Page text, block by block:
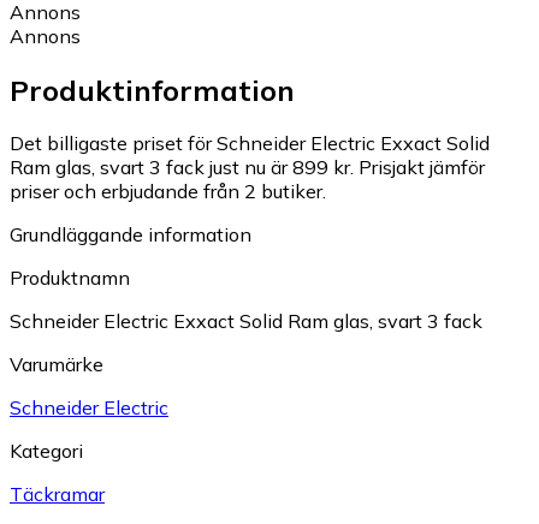
Annons
Annons
Produktinformation
Det billigaste priset för Schneider Electric Exxact Solid
Ram glas, svart 3 fack just nu är 899 kr. Prisjakt jämför
priser och erbjudande från 2 butiker.
Grundläggande information
Produktnamn
Schneider Electric Exxact Solid Ram glas, svart 3 fack
Varumärke
Schneider Electric
Kategori
Täckramar